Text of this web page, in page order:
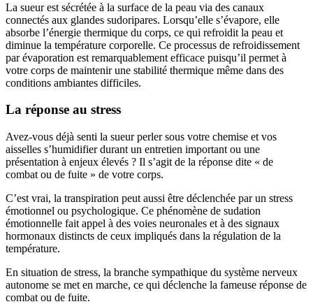
La sueur est sécrétée à la surface de la peau via des canaux
connectés aux glandes sudoripares. Lorsqu’elle s’évapore, elle
absorbe l’énergie thermique du corps, ce qui refroidit la peau et
diminue la température corporelle. Ce processus de refroidissement
par évaporation est remarquablement efficace puisqu’il permet à
votre corps de maintenir une stabilité thermique même dans des
conditions ambiantes difficiles.
La réponse au stress
Avez-vous déjà senti la sueur perler sous votre chemise et vos
aisselles s’humidifier durant un entretien important ou une
présentation à enjeux élevés ? Il s’agit de la réponse dite « de
combat ou de fuite » de votre corps.
C’est vrai, la transpiration peut aussi être déclenchée par un stress
émotionnel ou psychologique. Ce phénomène de sudation
émotionnelle fait appel à des voies neuronales et à des signaux
hormonaux distincts de ceux impliqués dans la régulation de la
température.
En situation de stress, la branche sympathique du système nerveux
autonome se met en marche, ce qui déclenche la fameuse réponse de
combat ou de fuite.